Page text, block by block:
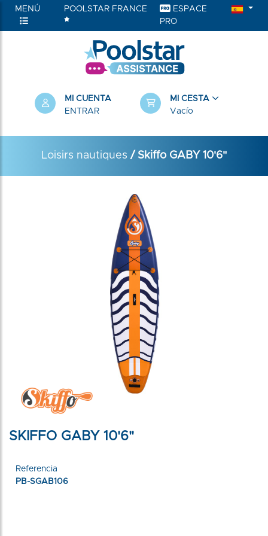
MENÚ POOLSTAR FRANCE
ESPACE
PRO
MI CUENTA
ENTRAR
MI CESTA
Vacío
Loisirs nautiques / Skiffo GABY 10'6"
SKIFFO GABY 10'6"
Referencia
PB-SGAB106